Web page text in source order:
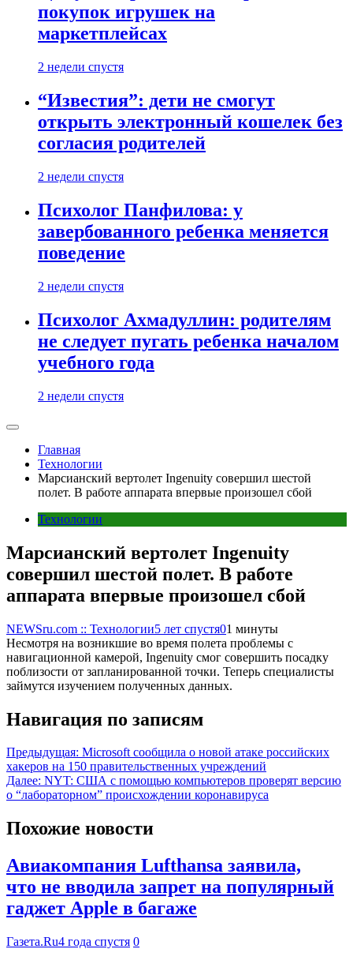
покупок игрушек на
маркетплейсах
2 недели спустя
“Известия”: дети не смогут
открыть электронный кошелек без
согласия родителей
2 недели спустя
Психолог Панфилова: у
завербованного ребенка меняется
поведение
2 недели спустя
Психолог Ахмадуллин: родителям
не следует пугать ребенка началом
учебного года
2 недели спустя
Главная
Технологии
Марсианский вертолет Ingenuity совершил шестой
полет. В работе аппарата впервые произошел сбой
Технологии
Марсианский вертолет Ingenuity
совершил шестой полет. В работе
аппарата впервые произошел сбой
NEWSru.com :: Технологии5 лет спустя01 минуты
Несмотря на возникшие во время полета проблемы с
навигационной камерой, Ingenuity смог совершить посадку
поблизости от запланированной точки. Теперь специалисты
займутся изучением полученных данных.
Навигация по записям
Предыдущая: Microsoft сообщила о новой атаке российских
хакеров на 150 правительственных учреждений
Далее: NYT: США с помощью компьютеров проверят версию
о “лабораторном” происхождении коронавируса
Похожие новости
Авиакомпания Lufthansa заявила,
что не вводила запрет на популярный
гаджет Apple в багаже
Газета.Ru4 года спустя 0